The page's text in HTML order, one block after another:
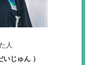
人
じゅん ）